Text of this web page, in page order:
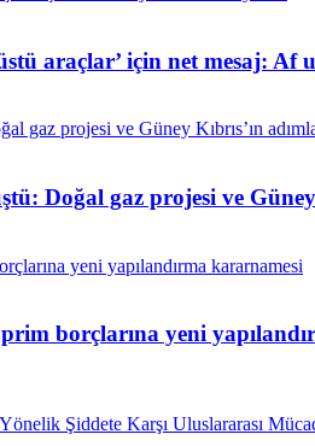
araçlar’ için net mesaj: Af
Doğal gaz projesi ve Güney
borçlarına yeni